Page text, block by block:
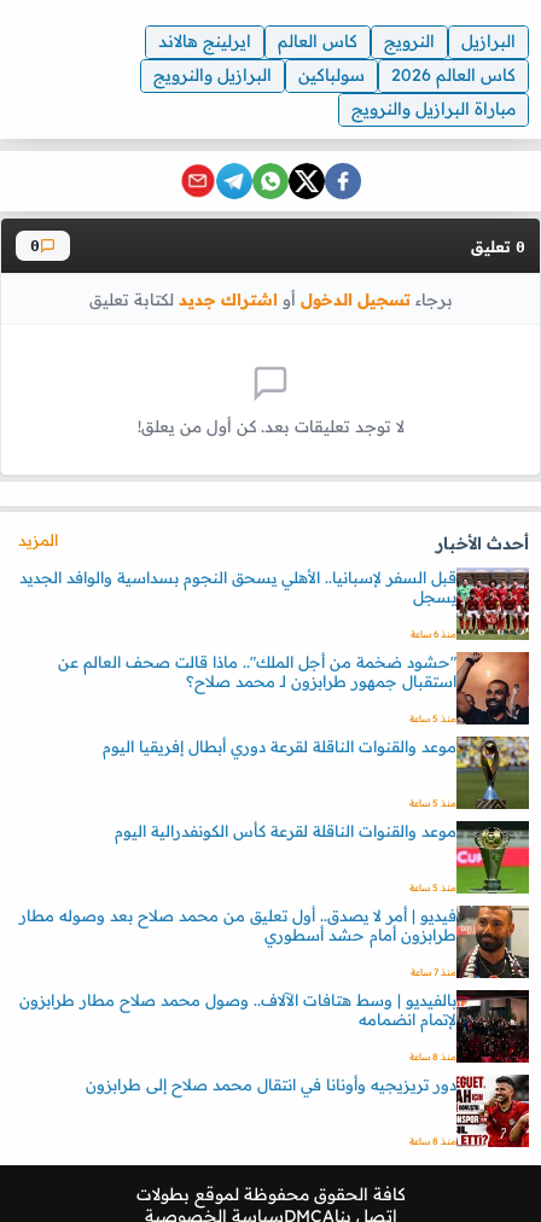
البرازيل النرويج كاس العالم
ايرلينج هالاند
كاس العالم 2026
سولباكين
البرازيل والنرويج
مباراة البرازيل والنرويج
0 تعليق 0
برجاءتسجيل الدخول أواشتراك جديد لكتابة تعليق
لا توجد تعليقات بعد. كن أول من يعلق!
أحدث الأخبار
المزيد
قبل السفر لإسبانيا.. الأهلي يسحق النجوم بسداسية والوافد الجديد
يسجل
منذ 6 ساعة
"حشود ضخمة من أجل الملك".. ماذا قالت صحف العالم عن
استقبال جمهور طرابزون لـ محمد صلاح؟
منذ 5 ساعة
موعد والقنوات الناقلة لقرعة دوري أبطال إفريقيا اليوم
منذ 5 ساعة
موعد والقنوات الناقلة لقرعة كأس الكونفدرالية اليوم
منذ 5 ساعة
فيديو | أمر لا يصدق.. أول تعليق من محمد صلاح بعد وصوله مطار
طرابزون أمام حشد أسطوري
منذ 7 ساعة
بالفيديو | وسط هتافات الآلاف.. وصول محمد صلاح مطار طرابزون
لإتمام انضمامه
منذ 8 ساعة
دور تريزيجيه وأونانا في انتقال محمد صلاح إلى طرابزون
منذ 8 ساعة
كافة الحقوق محفوظة لموقع بطولات
اتصل بناDMCAسياسة الخصوصية